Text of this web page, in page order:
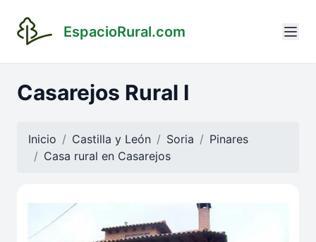
EspacioRural.com
Casarejos Rural I
Inicio Castilla y León Soria
Pinares
Casa rural en Casarejos